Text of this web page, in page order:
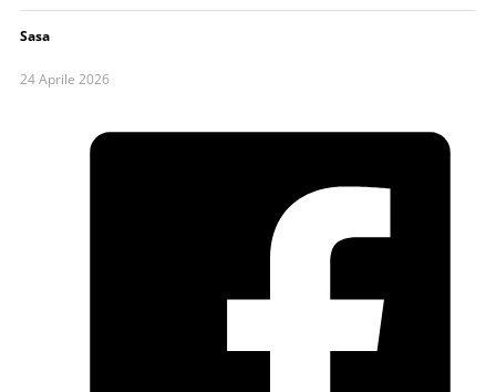
Sasa
24 Aprile 2026